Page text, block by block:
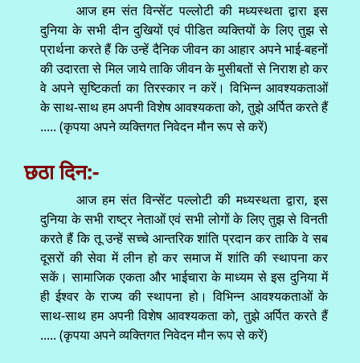
आज हम संत विन्सेंट पल्लोटी की मध्यस्थता द्वारा इस
दुनिया के सभी दीन दुखियों एवं पीडित व्यक्तियों के लिए तुझ से
प्रार्थना करते हैं कि उन्हें दैनिक जीवन का आहार अपने भाई-बहनों
की उदारता से मिल जाये ताकि जीवन के मुसीबतों से निराश हो कर
वे अपने सृष्टिकर्ता का तिरस्कार न करें। विभिन्न आवश्यकताओं
के साथ-साथ हम अपनी विशेष आवश्यकता को, तुझे अर्पित करते हैं
..... (कृपया अपने व्यक्तिगत निवेदन मौन रूप से करें)
छठा दिन:-
आज हम संत विन्सेंट पल्लोटी की मध्यस्थता द्वारा, इस
दुनिया के सभी राष्ट्र नेताओं एवं सभी लोगों के लिए तुझ से विनती
करते हैं कि तू उन्हें सच्चे आन्तरिक शांति प्रदान कर ताकि वे सब
दूसरों की सेवा में लीन हो कर समाज में शांति की स्थापना कर
सकें। सामाजिक एकता और भाईचारा के माध्यम से इस दुनिया में
ही ईश्वर के राज्य की स्थापना हो। विभिन्न आवश्यकताओं के
साथ-साथ हम अपनी विशेष आवश्यकता को, तुझे अर्पित करते हैं
..... (कृपया अपने व्यक्तिगत निवेदन मौन रूप से करें)